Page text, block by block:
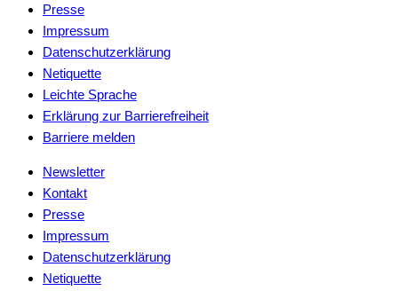
Presse
Impressum
Datenschutzerklärung
Netiquette
Leichte Sprache
Erklärung zur Barrierefreiheit
Barriere melden
Newsletter
Kontakt
Presse
Impressum
Datenschutzerklärung
Netiquette